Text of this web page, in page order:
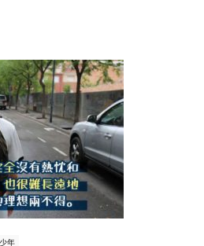
年